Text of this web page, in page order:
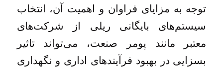
توجه به مزایای فراوان و اهمیت آن، انتخاب
سیستم‌های بایگانی ریلی از شرکت‌های
معتبر مانند پومر صنعت، می‌تواند تاثیر
بسزایی در بهبود فرآیندهای اداری و نگهداری